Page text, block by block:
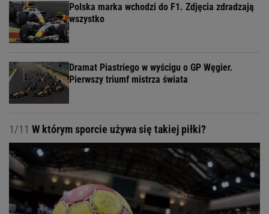
Polska marka wchodzi do F1. Zdjęcia zdradzają
wszystko
Dramat Piastriego w wyścigu o GP Węgier.
Pierwszy triumf mistrza świata
1/11 W którym sporcie używa się takiej piłki?